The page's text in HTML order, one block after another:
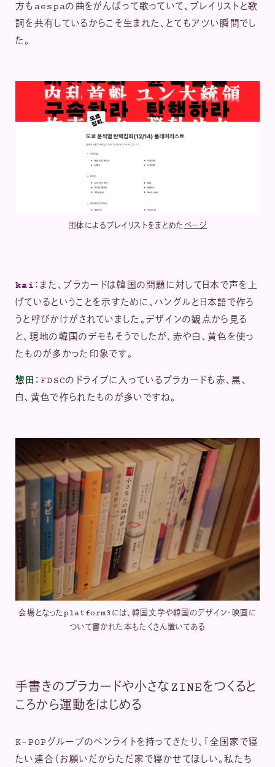
方もaespaの曲をがんばって歌っていて、プレイリストと歌
詞を共有しているからこそ生まれた、とてもアツい瞬間でし
た。
団体によるプレイリストをまとめたページ
kai：また、プラカードは韓国の問題に対して日本で声を上
げているということを示すために、ハングルと日本語で作ろ
うと呼びかけがされていました。デザインの観点から見る
と、現地の韓国のデモもそうでしたが、赤や白、黄色を使っ
たものが多かった印象です。
惣田：FDSCのドライブに入っているプラカードも赤、黒、
白、黄色で作られたものが多いですね。
会場となったplatform3には、韓国文学や韓国のデザイン・映画に
ついて書かれた本もたくさん置いてある
手書きのプラカードや小さなZINEをつくると
ころから運動をはじめる
K-POPグループのペンライトを持ってきたり、「全国家で寝
たい連合（お願いだからただ家で寝かせてほしい。私たち